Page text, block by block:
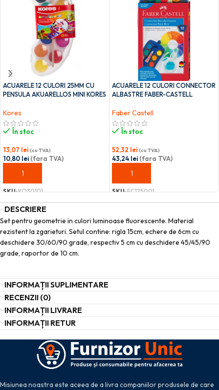
ACUARELE 12 CULORI 25MM CU
PENSULA AKUARELLOS MINI KORES
Kores
În stoc
13,07 lei (cu TVA)
10,80 lei (fara TVA)
ADAUGĂ ÎN COȘ
SKU:KO30101
ACUARELE 12 CULORI CONNECTOR
ALBASTRE FABER-CASTELL
Faber Castell
În stoc
52,32 lei (cu TVA)
43,24 lei (fara TVA)
ADAUGĂ ÎN COȘ
SKU:FC125001
DESCRIERE
Set pentru geometrie in culori luminoase fluorescente. Material
rezistent la zgarieturi. Setul contine: rigla 15cm, echere de 6cm cu
deschidere 30/60/90 grade, respectiv 5 cm cu deschidere 45/45/90
grade, raportor de 10 cm.
INFORMAȚII SUPLIMENTARE
RECENZII (0)
INFORMAȚII LIVRARE
INFORMAȚII RETUR
Misiunea noastra este aceea de a livra companiilor produsele de care